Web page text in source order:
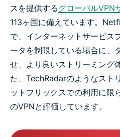
Netflix対応VPNの仕組み
よくある質問（FAQ）：
いて
ExpressVPNを使ってストリ
スを提供するグローバルVPN
113ヶ国に備えています。
で、インターネットサービス
ータを制限している場合に、
せ、より良いストリーミング
た、TechRadarのようなスト
ットフリックスでの利用に限
のVPNと評価しています。